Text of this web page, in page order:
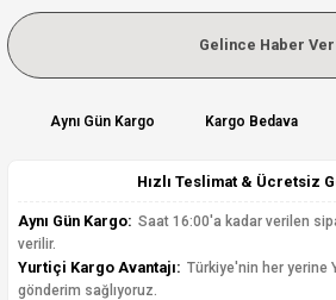
Gelince Haber Ver
Aynı Gün Kargo Kargo Bedava
Hızlı Teslimat & Ücretsiz
Aynı Gün Kargo: Saat 16:00'a kadar verilen
verilir.
Yurtiçi Kargo Avantajı: Türkiye'nin her yerine
gönderim sağlıyoruz.